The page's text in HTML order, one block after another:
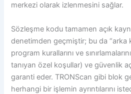
merkezi olarak izlenmesini sağlar.
Sözleşme kodu tamamen açık
denetimden geçmiştir; bu da “arka
program kurallarını ve
tanıyan özel koşullar) ve güvenlik
garanti eder. TRONScan gibi blok
herhangi bir işlemin ayrıntılarını